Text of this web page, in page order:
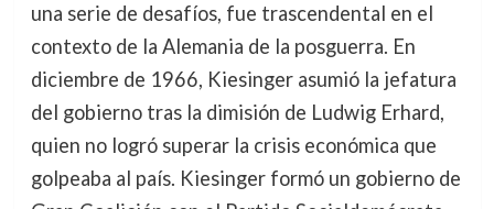
una serie de desafíos, fue trascendental en el
contexto de la Alemania de la posguerra. En
diciembre de 1966, Kiesinger asumió la jefatura
del gobierno tras la dimisión de Ludwig Erhard,
quien no logró superar la crisis económica que
golpeaba al país. Kiesinger formó un gobierno de